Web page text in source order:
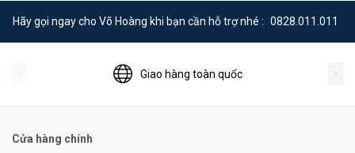
Hãy gọi ngay cho Võ Hoàng khi bạn cần hỗ trợ nhé : 0828.011.011
Giao hàng toàn quốc
Cửa hàng chính